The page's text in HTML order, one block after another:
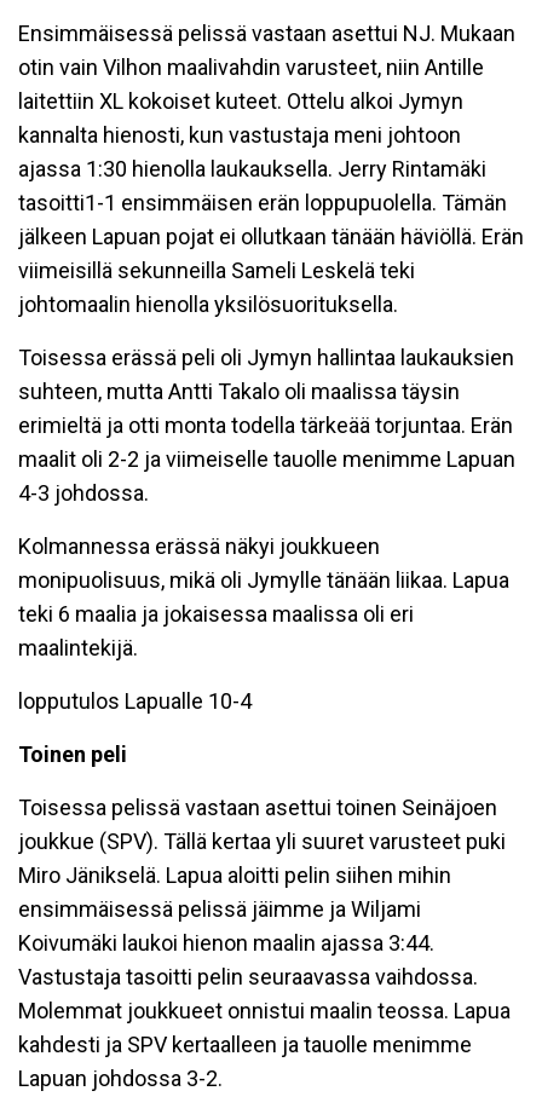
Ensimmäisessä pelissä vastaan asettui NJ. Mukaan
otin vain Vilhon maalivahdin varusteet, niin Antille
laitettiin XL kokoiset kuteet. Ottelu alkoi Jymyn
kannalta hienosti, kun vastustaja meni johtoon
ajassa 1:30 hienolla laukauksella. Jerry Rintamäki
tasoitti1-1 ensimmäisen erän loppupuolella. Tämän
jälkeen Lapuan pojat ei ollutkaan tänään häviöllä. Erän
viimeisillä sekunneilla Sameli Leskelä teki
johtomaalin hienolla yksilösuorituksella.
Toisessa erässä peli oli Jymyn hallintaa laukauksien
suhteen, mutta Antti Takalo oli maalissa täysin
erimieltä ja otti monta todella tärkeää torjuntaa. Erän
maalit oli 2-2 ja viimeiselle tauolle menimme Lapuan
4-3 johdossa.
Kolmannessa erässä näkyi joukkueen
monipuolisuus, mikä oli Jymylle tänään liikaa. Lapua
teki 6 maalia ja jokaisessa maalissa oli eri
maalintekijä.
lopputulos Lapualle 10-4
Toinen peli
Toisessa pelissä vastaan asettui toinen Seinäjoen
joukkue (SPV). Tällä kertaa yli suuret varusteet puki
Miro Jänikselä. Lapua aloitti pelin siihen mihin
ensimmäisessä pelissä jäimme ja Wiljami
Koivumäki laukoi hienon maalin ajassa 3:44.
Vastustaja tasoitti pelin seuraavassa vaihdossa.
Molemmat joukkueet onnistui maalin teossa. Lapua
kahdesti ja SPV kertaalleen ja tauolle menimme
Lapuan johdossa 3-2.